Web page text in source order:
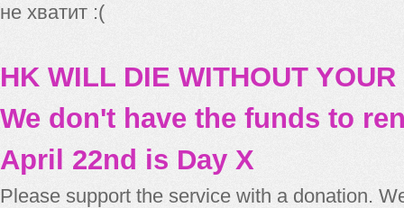
не хватит :(
HK WILL DIE WITHOUT
We don't have the funds to
April 22nd is Day X
Please support the service with a donation.